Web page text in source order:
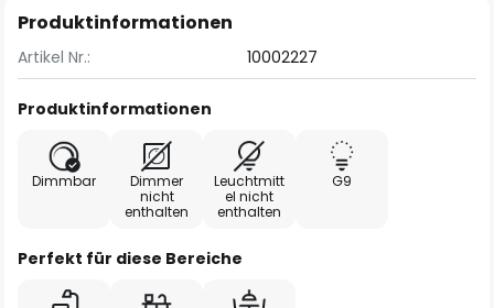
Produktinformationen
Artikel Nr.: 10002227
Produktinformationen
Dimmbar
Dimmer
nicht
enthalten
Leuchtmitt
el nicht
enthalten
G9
Perfekt für diese Bereiche